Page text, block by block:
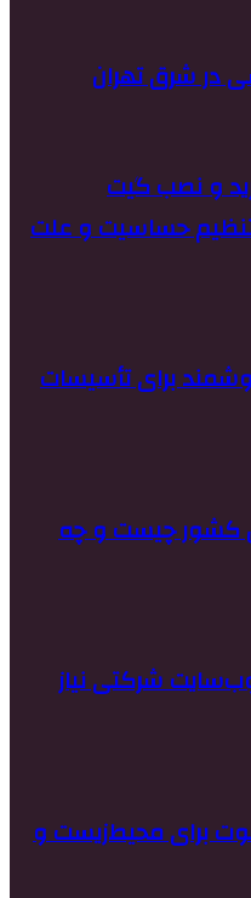
در شرق تهران
و نصب گیت
حساسیت و علت
برای تأسیسات
کشور چیست و چه
شرکتی نیاز
برای محیط‌زیست و